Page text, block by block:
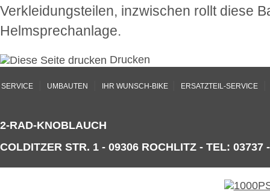
Verkleidungsteilen, inzwischen rollt diese
Helmsprechanlage.
Drucken
SERVICE UMBAUTEN IHR WUNSCH-BIKE ERSATZTEIL-SERVICE
2-RAD-KNOBLAUCH
COLDITZER STR. 1 - 09306 ROCHLITZ - TEL: 03737